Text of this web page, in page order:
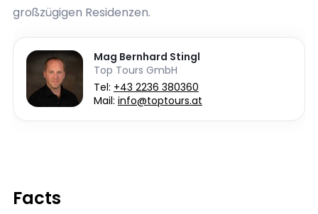
großzügigen Residenzen.
Mag Bernhard Stingl
Top Tours GmbH
Tel: +43 2236 380360
Mail: info@toptours.at
Facts